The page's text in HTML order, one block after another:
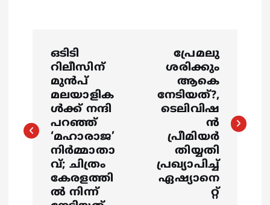
t
ഒടിടി
റിലീസിന്
മുന്‍പ്
മലയാളിക
ള്‍ക്ക് നന്ദി
പറഞ്ഞ്
‘മഹാരാജ’
നിര്‍മ്മാതാ
വ്; ചിത്രം
കേരളത്തി
ല്‍ നിന്ന്
പ്രേമലു
ശരിക്കും
ആകെ
നേടിയത്?,
ടെലിവിഷ
ൻ
പ്രീമിയര്‍
തിയ്യതി
പ്രഖ്യാപിച്ച്
ഏഷ്യാനെ
റ്റ്